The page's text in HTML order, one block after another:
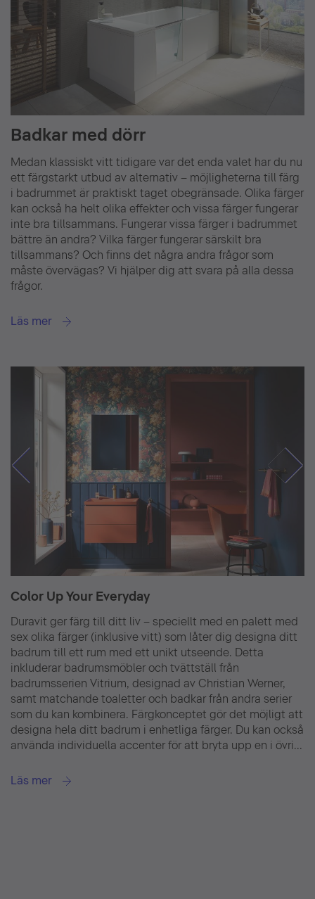
Badkar med dörr
Medan klassiskt vitt tidigare var det enda valet har du nu
ett färgstarkt utbud av alternativ – möjligheterna till färg
i badrummet är praktiskt taget obegränsade. Olika färger
kan också ha helt olika effekter och vissa färger fungerar
inte bra tillsammans. Fungerar vissa färger i badrummet
bättre än andra? Vilka färger fungerar särskilt bra
tillsammans? Och finns det några andra frågor som
måste övervägas? Vi hjälper dig att svara på alla dessa
frågor.
Läs mer
Color Up Your Everyday
Duravit ger färg till ditt liv – speciellt med en palett med
sex olika färger (inklusive vitt) som låter dig designa ditt
badrum till ett rum med ett unikt utseende. Detta
inkluderar badrumsmöbler och tvättställ från
badrumsserien Vitrium, designad av Christian Werner,
samt matchande toaletter och badkar från andra serier
som du kan kombinera. Färgkonceptet gör det möjligt att
designa hela ditt badrum i enhetliga färger. Du kan också
använda individuella accenter för att bryta upp en i övri...
Läs mer